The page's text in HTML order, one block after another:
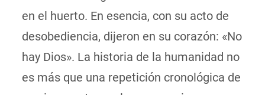
en el huerto. En esencia, con su acto de
desobediencia, dijeron en su corazón: «No
hay Dios». La historia de la humanidad no
es más que una repetición cronológica de